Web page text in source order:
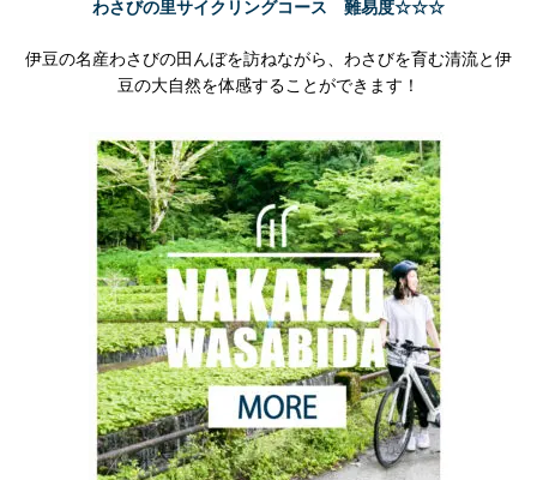
わさびの里サイクリングコース 難易度☆☆☆
伊豆の名産わさびの田んぼを訪ねながら、わさびを育む清流と伊
豆の大自然を体感することができます！